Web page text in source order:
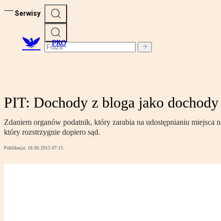
Serwisy
PRO
PIT: Dochody z bloga jako dochody
Zdaniem organów podatnik, który zarabia na udostępnianiu miejsca
który rozstrzygnie dopiero sąd.
Publikacja: 18.06.2015 07:15